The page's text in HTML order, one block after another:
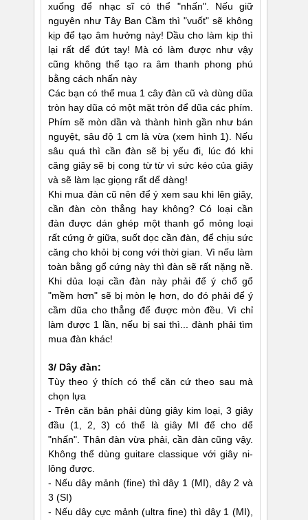
xuống để nhạc sĩ có thể "nhấn". Nếu giữ
nguyên như Tây Ban Cầm thì "vuốt" sẽ không
kịp để tạo âm hưởng này! Dầu cho làm kịp thì
lại rất dể đứt tay! Mà có làm được như vậy
cũng không thể tạo ra âm thanh phong phú
bằng cách nhấn này
Các bạn có thể mua 1 cây đàn cũ và dùng dũa
tròn hay dũa có một mặt tròn để dũa các phím.
Phím sẽ mòn dần và thành hình gần như bán
nguyệt, sâu độ 1 cm là vừa (xem hình 1). Nếu
sâu quá thì cần đàn sẽ bị yếu đi, lúc đó khi
căng giây sẽ bị cong từ từ vì sức kéo của giây
và sẽ làm lạc giọng rất dể dàng!
Khi mua đàn cũ nên để ý xem sau khi lên giây,
cần đàn còn thẳng hay không? Có loại cần
đàn được dán ghép một thanh gổ mỏng loại
rất cứng ở giữa, suốt dọc cần đàn, để chịu sức
căng cho khỏi bị cong với thời gian. Vì nếu làm
toàn bằng gổ cứng này thì đàn sẽ rất nặng nề.
Khi dủa loại cần đàn này phải để ý chổ gổ
"mềm hơn" sẽ bị mòn lẹ hơn, do đó phải để ý
cầm dũa cho thẳng để được mòn đều. Vì chỉ
làm được 1 lần, nếu bị sai thì... đành phải tìm
mua đàn khác!
3/ Dây đàn:
Tùy theo ý thích có thể căn cứ theo sau mà
chọn lựa
- Trên căn bản phải dùng giây kim loại, 3 giây
đầu (1, 2, 3) có thể là giây MI để cho dể
"nhấn". Thân đàn vừa phải, cần đàn cũng vậy.
Không thể dùng guitare classique với giây ni-
lông được.
- Nếu dây mảnh (fine) thì dây 1 (MI), dây 2 và
3 (SI)
- Nếu dây cực mảnh (ultra fine) thì dây 1 (MI),